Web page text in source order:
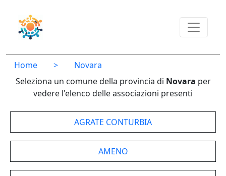
Home >
Novara
Seleziona un comune della provincia di Novara per
vedere l'elenco delle associazioni presenti
AGRATE CONTURBIA
AMENO